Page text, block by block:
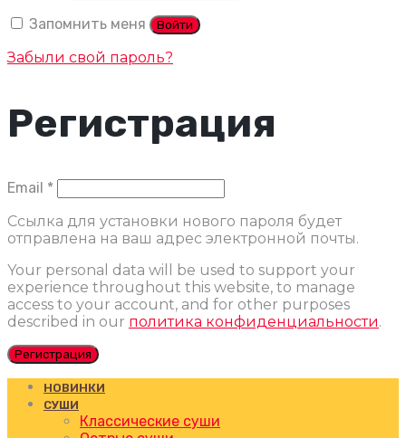
Запомнить меня Войти
Забыли свой пароль?
Регистрация
Email *
Ссылка для установки нового пароля будет
отправлена ​​на ваш адрес электронной почты.
Your personal data will be used to support your
experience throughout this website, to manage
access to your account, and for other purposes
described in our политика конфиденциальности.
Регистрация
НОВИНКИ
СУШИ
Классические суши